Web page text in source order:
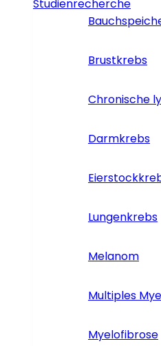
Studienrecherche
Brustkrebs
Chronische
Darmkrebs
Lungenkrebs
Melanom
Multiples
Myelofibrose